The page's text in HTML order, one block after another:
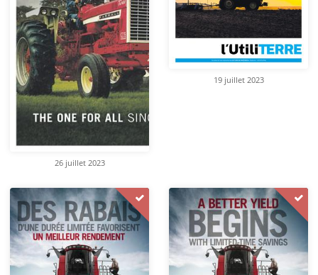
26 juillet 2023
19 juillet 2023